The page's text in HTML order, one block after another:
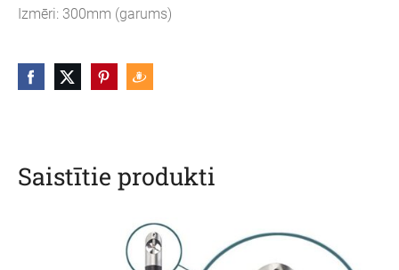
Izmēri: 300mm (garums)
Saistītie produkti